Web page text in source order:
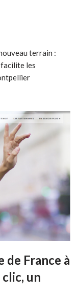
terrain :
facilite les
France à
un